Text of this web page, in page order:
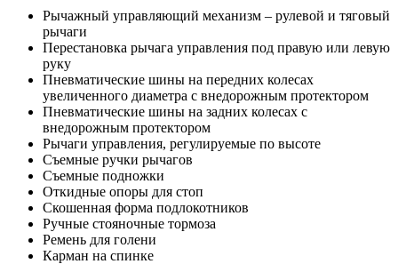
Рычажный управляющий механизм – рулевой и тяговый
рычаги
Перестановка рычага управления под правую или левую
руку
Пневматические шины на передних колесах
увеличенного диаметра с внедорожным протектором
Пневматические шины на задних колесах с
внедорожным протектором
Рычаги управления, регулируемые по высоте
Съемные ручки рычагов
Съемные подножки
Откидные опоры для стоп
Скошенная форма подлокотников
Ручные стояночные тормоза
Ремень для голени
Карман на спинке